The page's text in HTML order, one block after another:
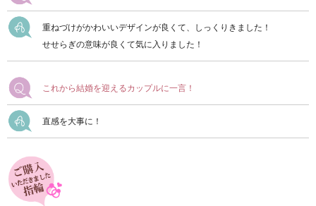
重ねづけがかわいいデザインが良くて、しっくりきました！
せせらぎの意味が良くて気に入りました！
これから結婚を迎えるカップルに一言！
直感を大事に！